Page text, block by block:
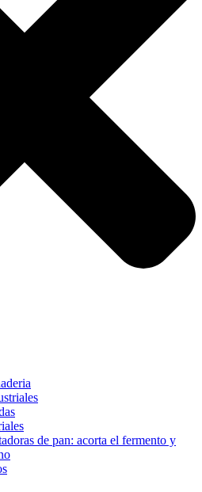
de pan: acorta el fermento y